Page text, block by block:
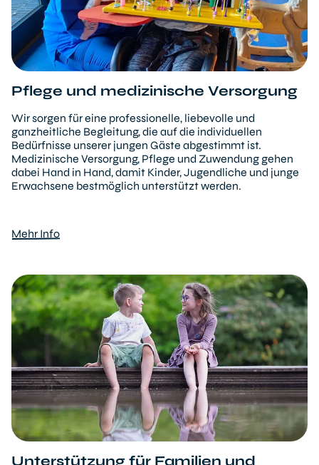
Pflege und medizinische Versorgung
Wir sorgen für eine professionelle, liebevolle und
ganzheitliche Begleitung, die auf die individuellen
Bedürfnisse unserer jungen Gäste abgestimmt ist.
Medizinische Versorgung, Pflege und Zuwendung gehen
dabei Hand in Hand, damit Kinder, Jugendliche und junge
Erwachsene bestmöglich unterstützt werden.
Mehr Info
Unterstützung für Familien und